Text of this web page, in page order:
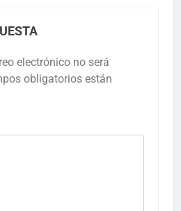
electrónico no será
obligatorios están